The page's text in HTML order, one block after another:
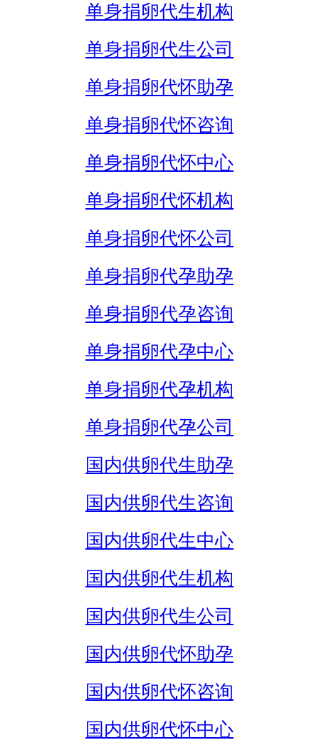
单身捐卵代生机构
单身捐卵代生公司
单身捐卵代怀助孕
单身捐卵代怀咨询
单身捐卵代怀中心
单身捐卵代怀机构
单身捐卵代怀公司
单身捐卵代孕助孕
单身捐卵代孕咨询
单身捐卵代孕中心
单身捐卵代孕机构
单身捐卵代孕公司
国内供卵代生助孕
国内供卵代生咨询
国内供卵代生中心
国内供卵代生机构
国内供卵代生公司
国内供卵代怀助孕
国内供卵代怀咨询
国内供卵代怀中心